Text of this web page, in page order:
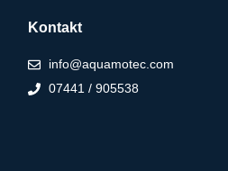
Kontakt
info@aquamotec.com
07441 / 905538